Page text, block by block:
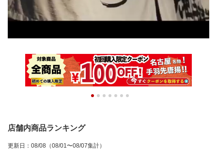
店舗内商品ランキング
更新日 ： 08/08 （08/01〜08/07集計）